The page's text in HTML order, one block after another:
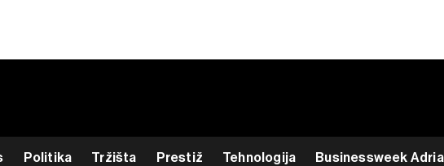
Politika Tržišta Prestiž Tehnologija Businessweek Adria